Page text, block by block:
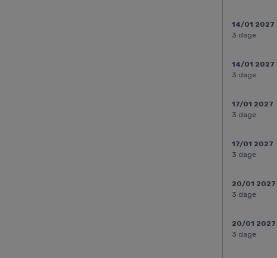
14/01 2027
3 dage
14/01 2027
3 dage
17/01 2027
3 dage
17/01 2027
3 dage
20/01 2027
3 dage
20/01 2027
3 dage